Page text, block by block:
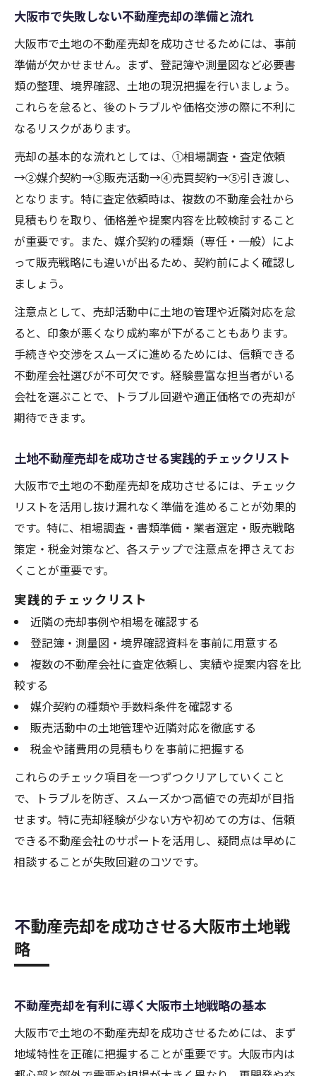
大阪市で失敗しない不動産売却の準備と流れ
大阪市で土地の不動産売却を成功させるためには、事前
準備が欠かせません。まず、登記簿や測量図など必要書
類の整理、境界確認、土地の現況把握を行いましょう。
これらを怠ると、後のトラブルや価格交渉の際に不利に
なるリスクがあります。
売却の基本的な流れとしては、①相場調査・査定依頼
→②媒介契約→③販売活動→④売買契約→⑤引き渡し、
となります。特に査定依頼時は、複数の不動産会社から
見積もりを取り、価格差や提案内容を比較検討すること
が重要です。また、媒介契約の種類（専任・一般）によ
って販売戦略にも違いが出るため、契約前によく確認し
ましょう。
注意点として、売却活動中に土地の管理や近隣対応を怠
ると、印象が悪くなり成約率が下がることもあります。
手続きや交渉をスムーズに進めるためには、信頼できる
不動産会社選びが不可欠です。経験豊富な担当者がいる
会社を選ぶことで、トラブル回避や適正価格での売却が
期待できます。
土地不動産売却を成功させる実践的チェックリスト
大阪市で土地の不動産売却を成功させるには、チェック
リストを活用し抜け漏れなく準備を進めることが効果的
です。特に、相場調査・書類準備・業者選定・販売戦略
策定・税金対策など、各ステップで注意点を押さえてお
くことが重要です。
実践的チェックリスト
近隣の売却事例や相場を確認する
登記簿・測量図・境界確認資料を事前に用意する
複数の不動産会社に査定依頼し、実績や提案内容を比
較する
媒介契約の種類や手数料条件を確認する
販売活動中の土地管理や近隣対応を徹底する
税金や諸費用の見積もりを事前に把握する
これらのチェック項目を一つずつクリアしていくこと
で、トラブルを防ぎ、スムーズかつ高値での売却が目指
せます。特に売却経験が少ない方や初めての方は、信頼
できる不動産会社のサポートを活用し、疑問点は早めに
相談することが失敗回避のコツです。
不動産売却を成功させる大阪市土地戦
略
不動産売却を有利に導く大阪市土地戦略の基本
大阪市で土地の不動産売却を成功させるためには、まず
地域特性を正確に把握することが重要です。大阪市内は